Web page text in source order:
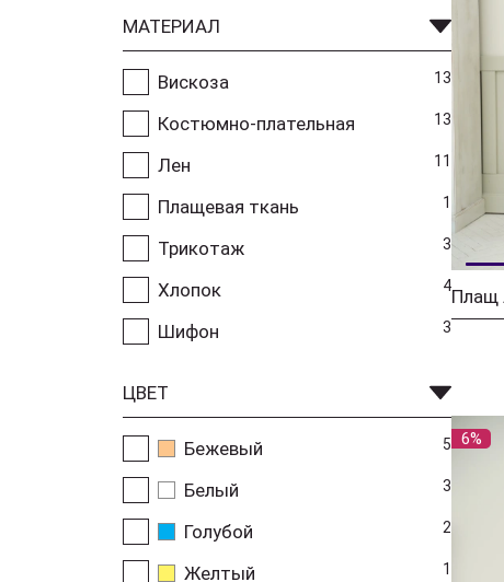
МАТЕРИАЛ
Вискоза 13
Костюмно-плательная 13
Лен 11
Плащевая ткань 1
Трикотаж 3
Хлопок 4
Шифон 3
ЦВЕТ
Бежевый 5
Белый 3
Голубой 2
Желтый 1
6%